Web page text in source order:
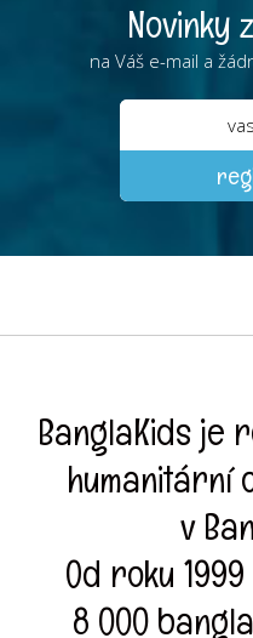
Novinky
na Váš e-mail a
BanglaKids je
humanitární
v
Od roku
8 000